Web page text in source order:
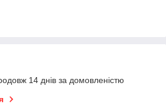
14 днів за домовленістю